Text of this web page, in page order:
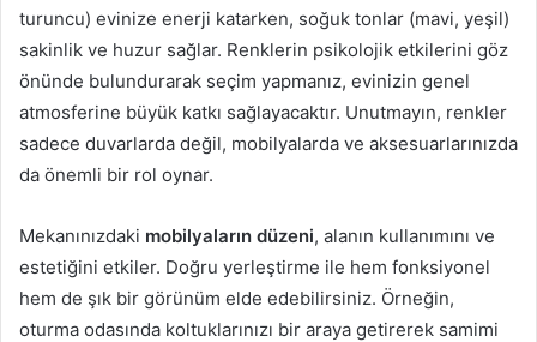
turuncu) evinize enerji katarken, soğuk tonlar (mavi, yeşil)
sakinlik ve huzur sağlar. Renklerin psikolojik etkilerini göz
önünde bulundurarak seçim yapmanız, evinizin genel
atmosferine büyük katkı sağlayacaktır. Unutmayın, renkler
sadece duvarlarda değil, mobilyalarda ve aksesuarlarınızda
da önemli bir rol oynar.
Mekanınızdaki mobilyaların düzeni, alanın kullanımını ve
estetiğini etkiler. Doğru yerleştirme ile hem fonksiyonel
hem de şık bir görünüm elde edebilirsiniz. Örneğin,
oturma odasında koltuklarınızı bir araya getirerek samimi